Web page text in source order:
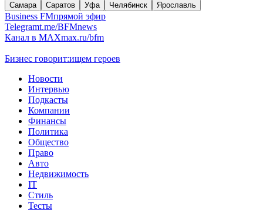
Самара
Саратов Уфа Челябинск Ярославль
Business FMпрямой эфир
Telegramt.me/BFMnews
Канал в MAXmax.ru/bfm
Бизнес говорит:ищем героев
Новости
Интервью
Подкасты
Компании
Финансы
Политика
Общество
Право
Авто
Недвижимость
IT
Стиль
Тесты